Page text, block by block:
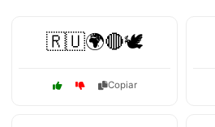
🇷🇺🌍🔴🕊️
Copiar